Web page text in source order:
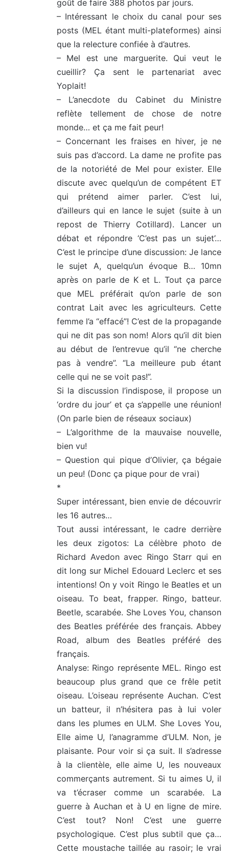
goût de faire 388 photos par jours.
– Intéressant le choix du canal pour ses
posts (MEL étant multi-plateformes) ainsi
que la relecture confiée à d’autres.
– Mel est une marguerite. Qui veut le
cueillir? Ça sent le partenariat avec
Yoplait!
– L’anecdote du Cabinet du Ministre
reflète tellement de chose de notre
monde… et ça me fait peur!
– Concernant les fraises en hiver, je ne
suis pas d’accord. La dame ne profite pas
de la notoriété de Mel pour exister. Elle
discute avec quelqu’un de compétent ET
qui prétend aimer parler. C’est lui,
d’ailleurs qui en lance le sujet (suite à un
repost de Thierry Cotillard). Lancer un
débat et répondre ‘C’est pas un sujet’…
C’est le principe d’une discussion: Je lance
le sujet A, quelqu’un évoque B… 10mn
après on parle de K et L. Tout ça parce
que MEL préférait qu’on parle de son
contrat Lait avec les agriculteurs. Cette
femme l’a “effacé”! C’est de la propagande
qui ne dit pas son nom! Alors qu’il dit bien
au début de l’entrevue qu’il “ne cherche
pas à vendre”. “La meilleure pub étant
celle qui ne se voit pas!”.
Si la discussion l’indispose, il propose un
‘ordre du jour’ et ça s’appelle une réunion!
(On parle bien de réseaux sociaux)
– L’algorithme de la mauvaise nouvelle,
bien vu!
– Question qui pique d’Olivier, ça bégaie
un peu! (Donc ça pique pour de vrai)
*
Super intéressant, bien envie de découvrir
les 16 autres…
Tout aussi intéressant, le cadre derrière
les deux zigotos: La célèbre photo de
Richard Avedon avec Ringo Starr qui en
dit long sur Michel Edouard Leclerc et ses
intentions! On y voit Ringo le Beatles et un
oiseau. To beat, frapper. Ringo, batteur.
Beetle, scarabée. She Loves You, chanson
des Beatles préférée des français. Abbey
Road, album des Beatles préféré des
français.
Analyse: Ringo représente MEL. Ringo est
beaucoup plus grand que ce frêle petit
oiseau. L’oiseau représente Auchan. C’est
un batteur, il n’hésitera pas à lui voler
dans les plumes en ULM. She Loves You,
Elle aime U, l’anagramme d’ULM. Non, je
plaisante. Pour voir si ça suit. Il s’adresse
à la clientèle, elle aime U, les nouveaux
commerçants autrement. Si tu aimes U, il
va t’écraser comme un scarabée. La
guerre à Auchan et à U en ligne de mire.
C’est tout? Non! C’est une guerre
psychologique. C’est plus subtil que ça…
Cette moustache taillée au rasoir; le vrai